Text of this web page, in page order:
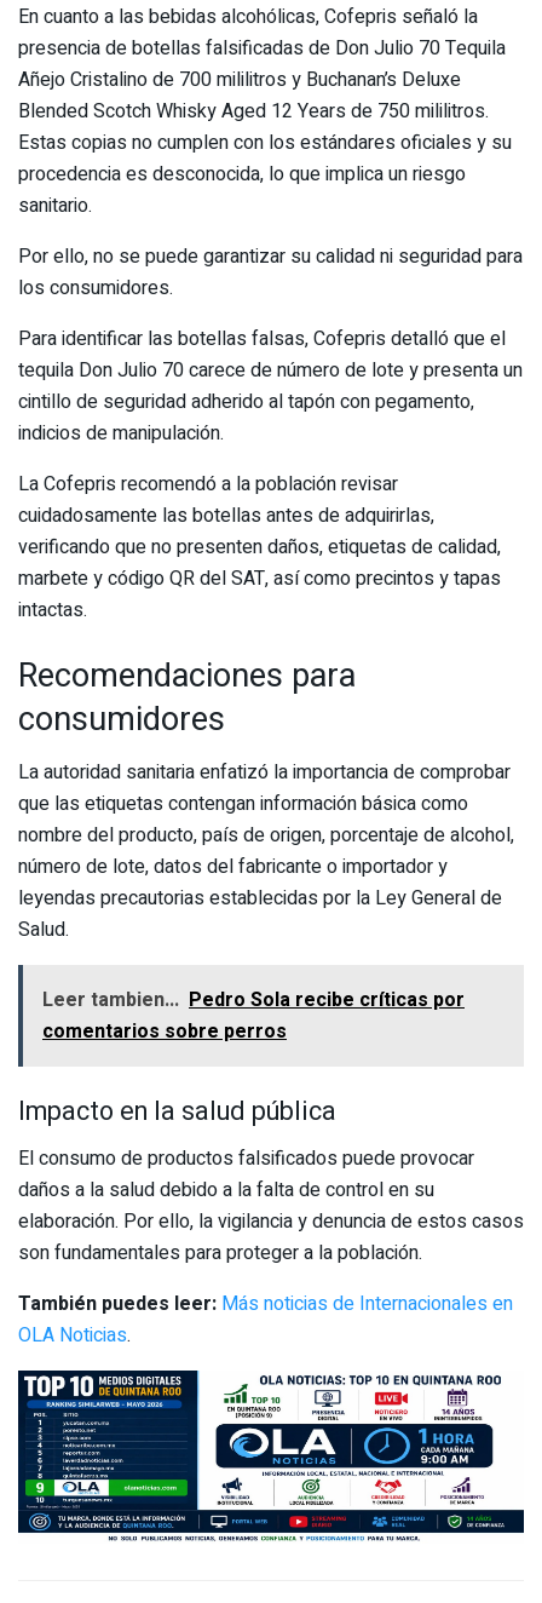
En cuanto a las bebidas alcohólicas, Cofepris señaló la
presencia de botellas falsificadas de Don Julio 70 Tequila
Añejo Cristalino de 700 mililitros y Buchanan’s Deluxe
Blended Scotch Whisky Aged 12 Years de 750 mililitros.
Estas copias no cumplen con los estándares oficiales y su
procedencia es desconocida, lo que implica un riesgo
sanitario.
Por ello, no se puede garantizar su calidad ni seguridad para
los consumidores.
Para identificar las botellas falsas, Cofepris detalló que el
tequila Don Julio 70 carece de número de lote y presenta un
cintillo de seguridad adherido al tapón con pegamento,
indicios de manipulación.
La Cofepris recomendó a la población revisar
cuidadosamente las botellas antes de adquirirlas,
verificando que no presenten daños, etiquetas de calidad,
marbete y código QR del SAT, así como precintos y tapas
intactas.
Recomendaciones para
consumidores
La autoridad sanitaria enfatizó la importancia de comprobar
que las etiquetas contengan información básica como
nombre del producto, país de origen, porcentaje de alcohol,
número de lote, datos del fabricante o importador y
leyendas precautorias establecidas por la Ley General de
Salud.
Leer tambien... Pedro Sola recibe críticas por
comentarios sobre perros
Impacto en la salud pública
El consumo de productos falsificados puede provocar
daños a la salud debido a la falta de control en su
elaboración. Por ello, la vigilancia y denuncia de estos casos
son fundamentales para proteger a la población.
También puedes leer: Más noticias de Internacionales en
OLA Noticias.